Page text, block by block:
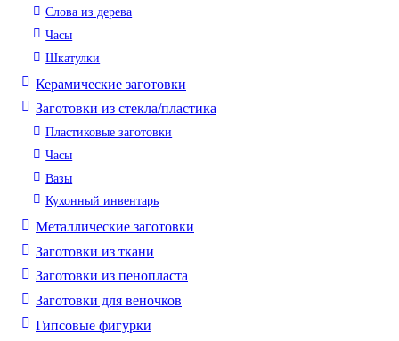
Слова из дерева
Часы
Шкатулки
Керамические заготовки
Заготовки из стекла/пластика
Пластиковые заготовки
Часы
Вазы
Кухонный инвентарь
Металлические заготовки
Заготовки из ткани
Заготовки из пенопласта
Заготовки для веночков
Гипсовые фигурки